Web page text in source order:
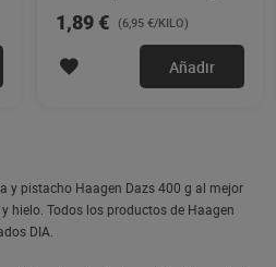
1,89 € (6,95 €/KILO)
Añadir
y pistacho Haagen Dazs 400 g al mejor
hielo. Todos los productos de Haagen
DIA.